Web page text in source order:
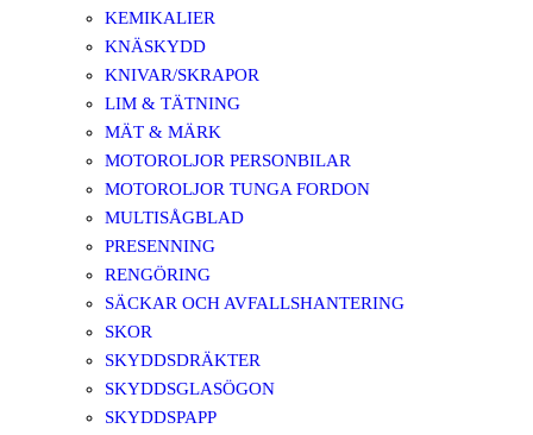
KEMIKALIER
KNÄSKYDD
KNIVAR/SKRAPOR
LIM & TÄTNING
MÄT & MÄRK
MOTOROLJOR PERSONBILAR
MOTOROLJOR TUNGA FORDON
MULTISÅGBLAD
PRESENNING
RENGÖRING
SÄCKAR OCH AVFALLSHANTERING
SKOR
SKYDDSDRÄKTER
SKYDDSGLASÖGON
SKYDDSPAPP